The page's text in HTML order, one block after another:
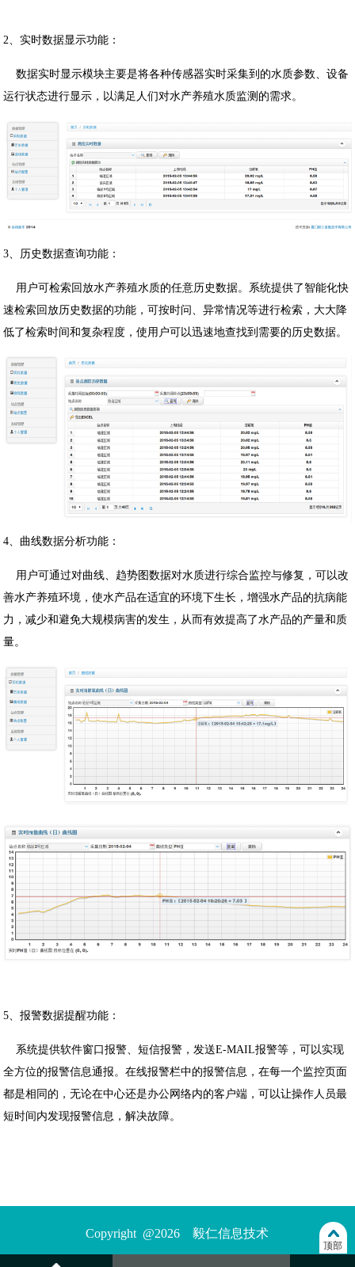
2、实时数据显示功能：
数据实时显示模块主要是将各种传感器实时采集到的水质参数、设备
运行状态进行显示，以满足人们对水产养殖水质监测的需求。
3、历史数据查询功能：
用户可检索回放水产养殖水质的任意历史数据。系统提供了智能化快
速检索回放历史数据的功能，可按时问、异常情况等进行检索，大大降
低了检索时间和复杂程度，使用户可以迅速地查找到需要的历史数据。
4、曲线数据分析功能：
用户可通过对曲线、趋势图数据对水质进行综合监控与修复，可以改
善水产养殖环境，使水产品在适宜的环境下生长，增强水产品的抗病能
力，减少和避免大规模病害的发生，从而有效提高了水产品的产量和质
量。
5、报警数据提醒功能：
系统提供软件窗口报警、短信报警，发送E-MAIL报警等，可以实现
全方位的报警信息通报。在线报警栏中的报警信息，在每一个监控页面
都是相同的，无论在中心还是办公网络内的客户端，可以让操作人员最
短时间内发现报警信息，解决故障。
Copyright @2026 毅仁信息技术
顶部